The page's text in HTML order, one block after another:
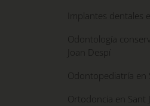
Implantes dentales
Odontología
Joan Despí
Odontopediatría en
Ortodoncia en Sant